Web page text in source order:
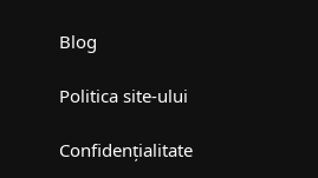
Blog
Politica site-ului
Confidențialitate